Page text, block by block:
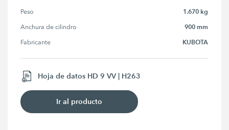
Peso 1.670 kg
Anchura de cilindro 900 mm
Fabricante KUBOTA
Hoja de datos HD 9 VV | H263
Ir al producto